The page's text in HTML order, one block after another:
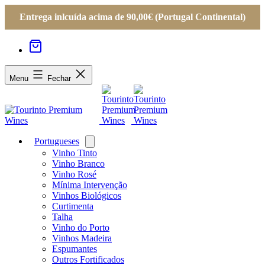
Entrega inlcuída acima de 90,00€ (Portugal Continental)
Menu Fechar
Portugueses
menu
Vinho Tinto
Vinho Branco
Vinho Rosé
Mínima Intervenção
Vinhos Biológicos
Curtimenta
Talha
Vinho do Porto
Vinhos Madeira
Espumantes
Outros Fortificados